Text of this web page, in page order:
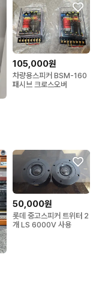
105,000원
차량용스피커 BSM-160
패시브 크로스오버
50,000원
롯데 중고스피커 트위터 2
개 LS 6000V 사용